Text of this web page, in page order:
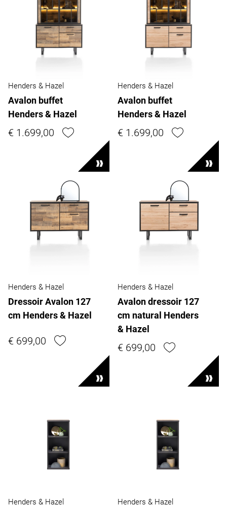
Henders & Hazel
Avalon buffet
Henders & Hazel
€ 1.699,00
Henders & Hazel
Avalon buffet
Henders & Hazel
€ 1.699,00
Henders & Hazel
Dressoir Avalon 127
cm Henders & Hazel
€ 699,00
Henders & Hazel
Avalon dressoir 127
cm natural Henders
& Hazel
€ 699,00
Henders & Hazel Henders & Hazel